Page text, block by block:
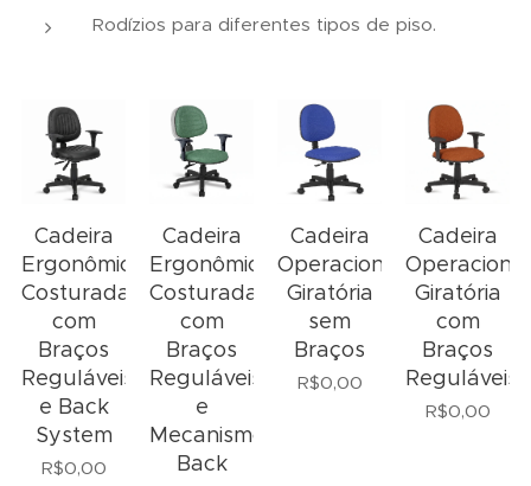
Rodízios para diferentes tipos de piso.
Cadeira
Ergonômica
Costurada
com
Braços
Reguláveis
e Back
System
R$0,00
Cadeira
Ergonômica
Costurada
com
Braços
Reguláveis
e
Mecanismo
Back
Cadeira
Operacional
Giratória
sem
Braços
R$0,00
Cadeira
Operacional
Giratória
com
Braços
Reguláveis
R$0,00